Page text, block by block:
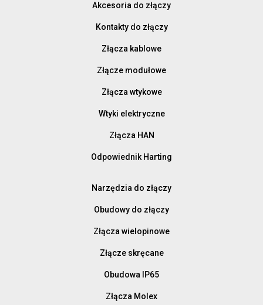
Akcesoria do złączy
Kontakty do złączy
Złącza kablowe
Złącze modułowe
Złącza wtykowe
Wtyki elektryczne
Złącza HAN
Odpowiednik Harting
Narzędzia do złączy
Obudowy do złączy
Złącza wielopinowe
Złącze skręcane
Obudowa IP65
Złącza Molex